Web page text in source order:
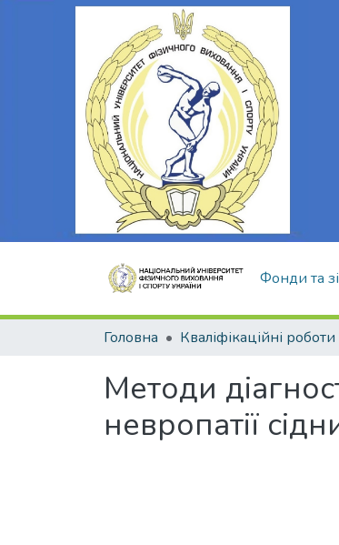
Фонди та
Головна
Методи
невропатії